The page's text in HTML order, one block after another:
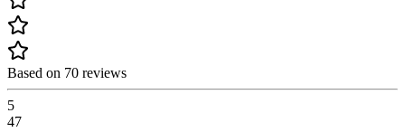
Based on 70 reviews
5
47